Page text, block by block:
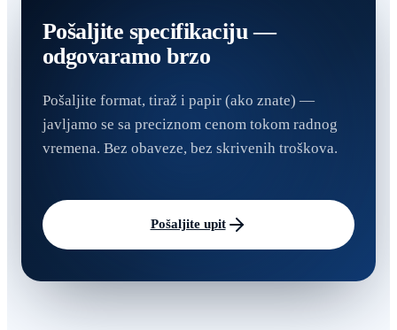
Pošaljite specifikaciju —
odgovaramo brzo
Pošaljite format, tiraž i papir (ako znate) —
javljamo se sa preciznom cenom tokom radnog
vremena. Bez obaveze, bez skrivenih troškova.
Pošaljite upit